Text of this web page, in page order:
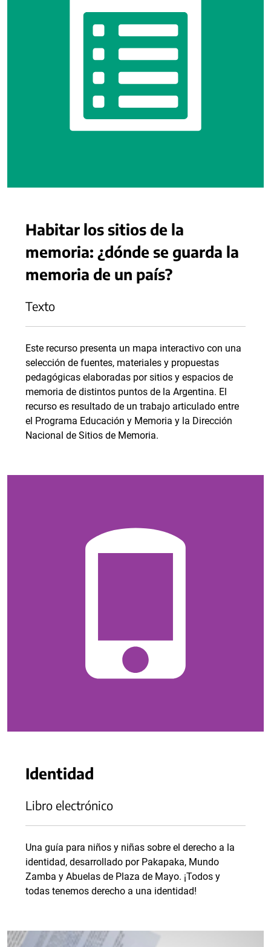
Habitar los sitios de la
memoria: ¿dónde se guarda la
memoria de un país?
Texto
Este recurso presenta un mapa interactivo con una
selección de fuentes, materiales y propuestas
pedagógicas elaboradas por sitios y espacios de
memoria de distintos puntos de la Argentina. El
recurso es resultado de un trabajo articulado entre
el Programa Educación y Memoria y la Dirección
Nacional de Sitios de Memoria.
Identidad
Libro electrónico
Una guía para niños y niñas sobre el derecho a la
identidad, desarrollado por Pakapaka, Mundo
Zamba y Abuelas de Plaza de Mayo. ¡Todos y
todas tenemos derecho a una identidad!